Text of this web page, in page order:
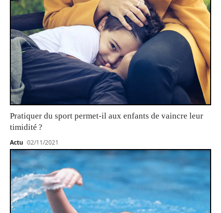
Pratiquer du sport permet-il aux enfants de vaincre leur
timidité ?
Actu 02/11/2021